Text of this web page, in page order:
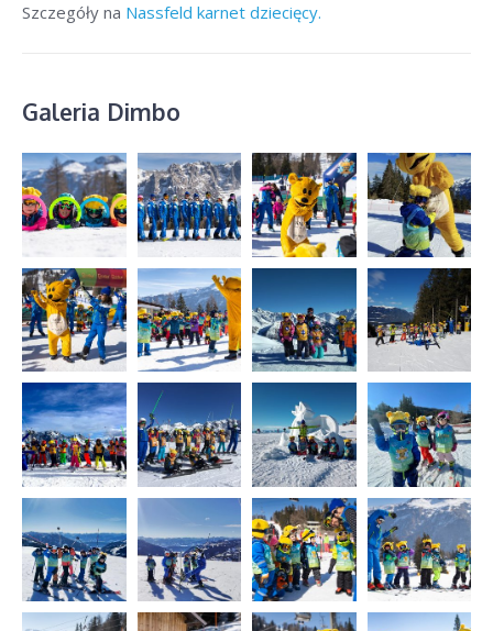
Szczegóły na Nassfeld karnet dziecięcy.
Galeria Dimbo